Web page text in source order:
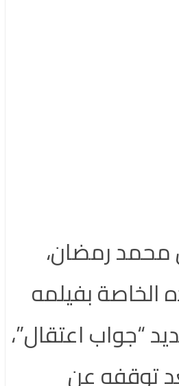
محمد رمضان،
بفيلمه
“جواب اعتقال”،
توقفه عن